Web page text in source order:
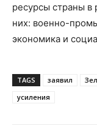
ресурсы страны в
них: военно-
экономика и
TAGS заявил
усиления